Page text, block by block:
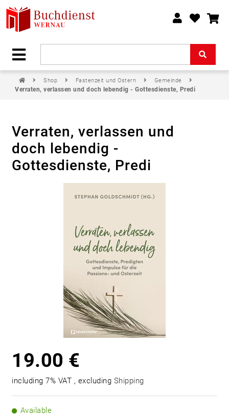
Shop Fastenzeit und Ostern Gemeinde
Verraten, verlassen und doch lebendig - Gottesdienste, Predi
Verraten, verlassen und
doch lebendig -
Gottesdienste, Predi
19.00 €
including 7% VAT , excluding Shipping
Available